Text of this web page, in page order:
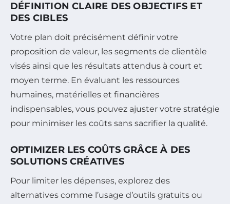
DÉFINITION CLAIRE DES OBJECTIFS ET
DES CIBLES
Votre plan doit précisément définir votre
proposition de valeur, les segments de clientèle
visés ainsi que les résultats attendus à court et
moyen terme. En évaluant les ressources
humaines, matérielles et financières
indispensables, vous pouvez ajuster votre stratégie
pour minimiser les coûts sans sacrifier la qualité.
OPTIMIZER LES COÛTS GRÂCE À DES
SOLUTIONS CRÉATIVES
Pour limiter les dépenses, explorez des
alternatives comme l’usage d’outils gratuits ou